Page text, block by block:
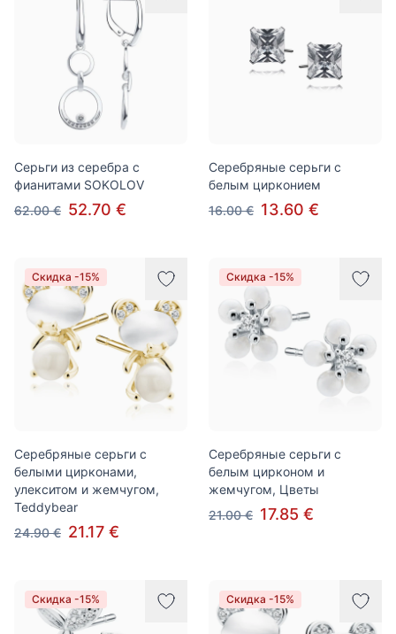
Серьги из серебра с
фианитами SOKOLOV
62.00 € 52.70 €
Серебряные серьги с
белым цирконием
16.00 € 13.60 €
Скидка -15%
Серебряные серьги с
белыми цирконами,
улекситом и жемчугом,
Teddybear
24.90 € 21.17 €
Скидка -15%
Серебряные серьги с
белым цирконом и
жемчугом, Цветы
21.00 € 17.85 €
Скидка -15% Скидка -15%